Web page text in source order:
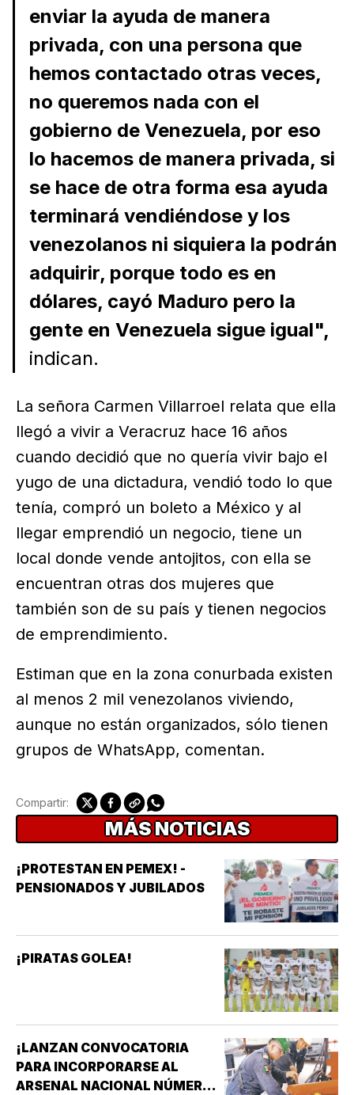
enviar la ayuda de manera
privada, con una persona que
hemos contactado otras veces,
no queremos nada con el
gobierno de Venezuela, por eso
lo hacemos de manera privada, si
se hace de otra forma esa ayuda
terminará vendiéndose y los
venezolanos ni siquiera la podrán
adquirir, porque todo es en
dólares, cayó Maduro pero la
gente en Venezuela sigue igual",
indican.
La señora Carmen Villarroel relata que ella
llegó a vivir a Veracruz hace 16 años
cuando decidió que no quería vivir bajo el
yugo de una dictadura, vendió todo lo que
tenía, compró un boleto a México y al
llegar emprendió un negocio, tiene un
local donde vende antojitos, con ella se
encuentran otras dos mujeres que
también son de su país y tienen negocios
de emprendimiento.
Estiman que en la zona conurbada existen
al menos 2 mil venezolanos viviendo,
aunque no están organizados, sólo tienen
grupos de WhatsApp, comentan.
Compartir:
MÁS NOTICIAS
¡PROTESTAN EN PEMEX! -
PENSIONADOS Y JUBILADOS
¡PIRATAS GOLEA!
¡LANZAN CONVOCATORIA
PARA INCORPORARSE AL
ARSENAL NACIONAL NÚMERO